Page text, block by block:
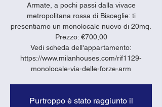
Armate, a pochi passi dalla vivace
metropolitana rossa di Bisceglie: ti
presentiamo un monolocale nuovo di 20mq.
Prezzo: €700,00
Vedi scheda dell'appartamento:
https://www.milanhouses.com/rif1129-
monolocale-via-delle-forze-arm
Purtroppo è stato raggiunto il